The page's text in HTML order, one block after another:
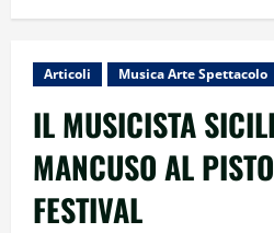
Articoli Musica Arte Spettacolo
IL MUSICISTA
MANCUSO AL
FESTIVAL